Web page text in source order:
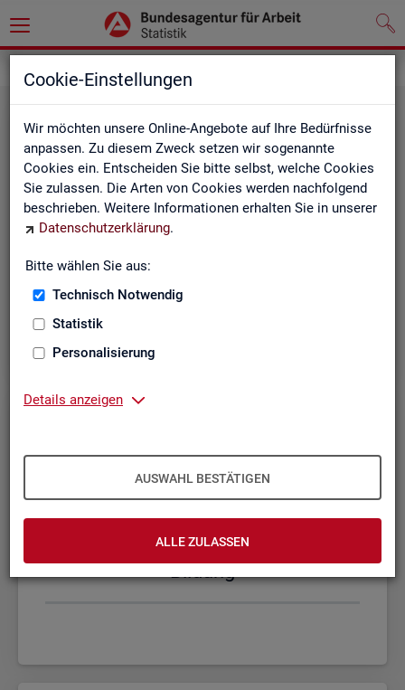
Cookie-Einstellungen
Wir möchten unsere Online-Angebote auf Ihre Bedürfnisse
anpassen. Zu diesem Zweck setzen wir sogenannte
Cookies ein. Entscheiden Sie bitte selbst, welche Cookies
Sie zulassen. Die Arten von Cookies werden nachfolgend
beschrieben. Weitere Informationen erhalten Sie in unserer
Datenschutzerklärung.
Bitte wählen Sie aus:
Technisch Notwendig
Statistik
Personalisierung
Details anzeigen
AUSWAHL BESTÄTIGEN
ALLE ZULASSEN
Bil­dung